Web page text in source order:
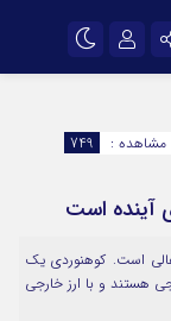
مشاهده :
749
آینده است
است. کوهنوردی یک
هستند و با ارز خارجی